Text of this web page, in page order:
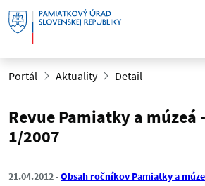
Portál Aktuality Detail
Revue Pamiatky a múzeá
1/2007
21.04.2012 Obsah ročníkov Pamiatky a